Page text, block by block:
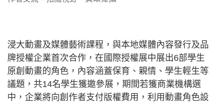
浸大動畫及媒體藝術課程，與本地媒體內容發行及品
牌授權企業首次合作，在國際授權展中展出6部學生
原創動畫的角色，內容涵蓋保育、親情、學生輕生等
議題，共14名學生獲邀參展，期間若獲商業機構選
中，企業將向創作者支付版權費用，利用動畫角色設